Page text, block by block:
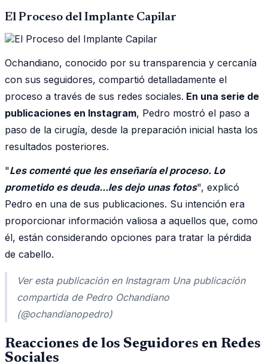
El Proceso del Implante Capilar
Ochandiano, conocido por su transparencia y cercanía
con sus seguidores, compartió detalladamente el
proceso a través de sus redes sociales. En una serie de
publicaciones en Instagram, Pedro mostró el paso a
paso de la cirugía, desde la preparación inicial hasta los
resultados posteriores.
"Les comenté que les enseñaría el proceso. Lo
prometido es deuda...les dejo unas fotos", explicó
Pedro en una de sus publicaciones. Su intención era
proporcionar información valiosa a aquellos que, como
él, están considerando opciones para tratar la pérdida
de cabello.
Ver esta publicación en Instagram Una publicación
compartida de Pedro Ochandiano
(@ochandianopedro)
Reacciones de los Seguidores en Redes
Sociales